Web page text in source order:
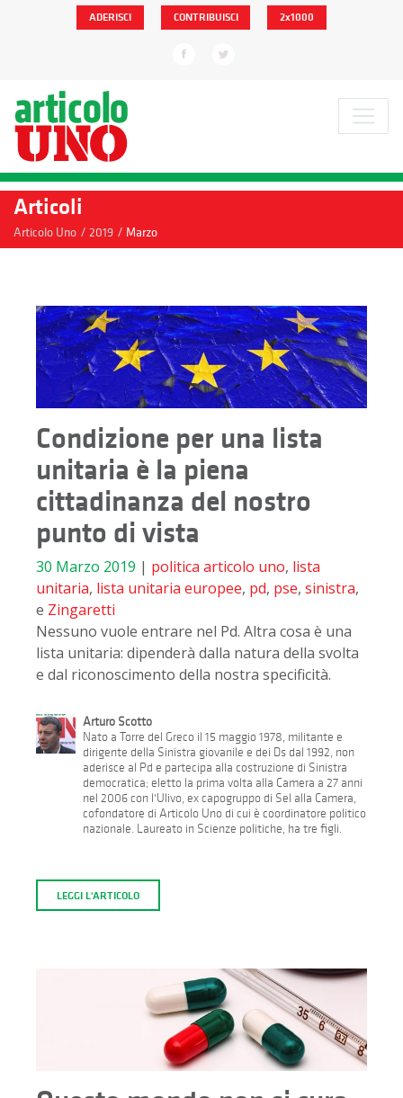
ADERISCI CONTRIBUISCI 2x1000
Articoli
Articolo Uno / 2019 / Marzo
Condizione per una lista
unitaria è la piena
cittadinanza del nostro
punto di vista
30 Marzo 2019 | politica articolo uno, lista
unitaria, lista unitaria europee, pd, pse, sinistra,
e Zingaretti
Nessuno vuole entrare nel Pd. Altra cosa è una
lista unitaria: dipenderà dalla natura della svolta
e dal riconoscimento della nostra specificità.
Arturo Scotto
Nato a Torre del Greco il 15 maggio 1978, militante e
dirigente della Sinistra giovanile e dei Ds dal 1992, non
aderisce al Pd e partecipa alla costruzione di Sinistra
democratica; eletto la prima volta alla Camera a 27 anni
nel 2006 con l'Ulivo, ex capogruppo di Sel alla Camera,
cofondatore di Articolo Uno di cui è coordinatore politico
nazionale. Laureato in Scienze politiche, ha tre figli.
LEGGI L'ARTICOLO